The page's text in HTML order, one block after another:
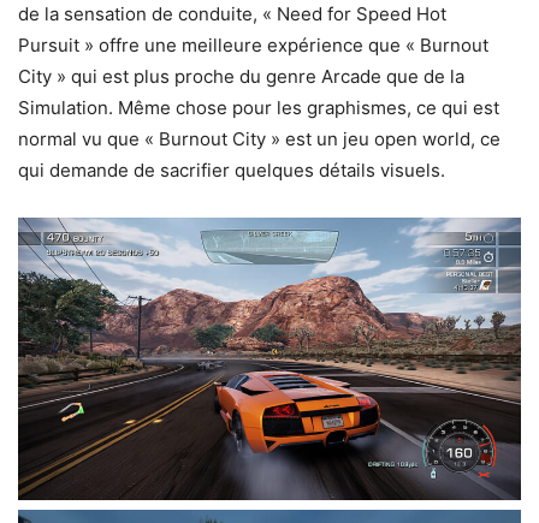
de la sensation de conduite, « Need for Speed Hot
Pursuit » offre une meilleure expérience que « Burnout
City » qui est plus proche du genre Arcade que de la
Simulation. Même chose pour les graphismes, ce qui est
normal vu que « Burnout City » est un jeu open world, ce
qui demande de sacrifier quelques détails visuels.